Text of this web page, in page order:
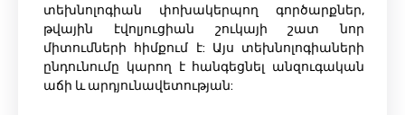
տեխնոլոգիան փոխակերպող գործարքներ,
թվային էվոլյուցիան շուկայի շատ նոր
միտումների հիմքում է: Այս տեխնոլոգիաների
ընդունումը կարող է հանգեցնել անզուգական
աճի և արդյունավետության: